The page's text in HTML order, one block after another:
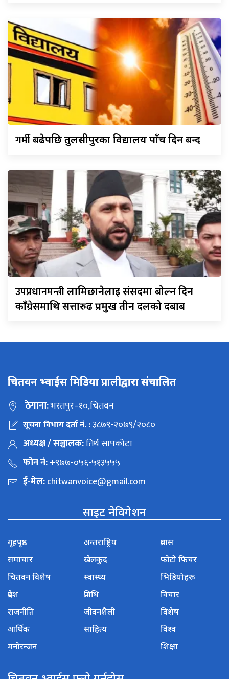
गर्मीबढेपछि तुलसीपुरका विद्यालय पाँच दिन बन्द
उपप्रधानमन्त्रीलामिछानेलाई संसदमा बोल्न दिन
काँग्रेसमाथि सत्तारुढ प्रमुख तीन दलको दबाब
चितवन भ्वाईस मिडिया प्रालीद्वारा संचालित
ठेगाना:भरतपुर–१०,चितवन
सूचना विभाग दर्ता नं. :३८७९-२०७९/२०८०
अध्यक्ष / सञ्चालक:तिर्थ सापकोटा
फोन नं:+९७७-०५६-५१३५५५
ई-मेल:chitwanvoice@gmail.com
साइट नेविगेशन
गृहपृष्ठ
समाचार
चितवन विशेष
प्रदेश
राजनीति
आर्थिक
मनोरन्जन
अन्तराष्ट्रिय
खेलकुद
स्वास्थ्य
प्रविधि
जीवनशैली
साहित्य
प्रवास
फोटो फिचर
भिडियोहरू
विचार
विशेष
विश्व
शिक्षा